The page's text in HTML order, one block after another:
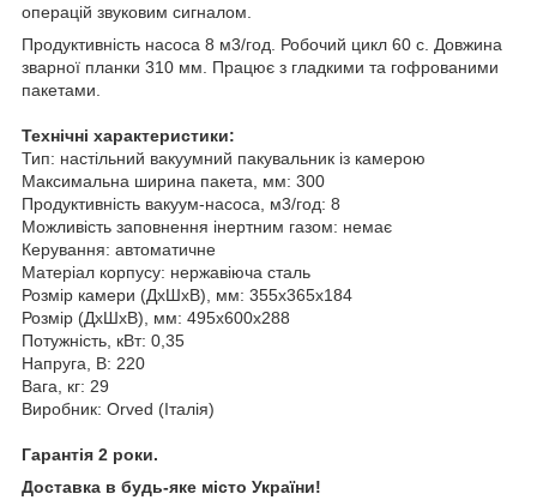
операцій звуковим сигналом.
Продуктивність насоса 8 м3/год. Робочий цикл 60 с. Довжина
зварної планки 310 мм. Працює з гладкими та гофрованими
пакетами.
Технічні характеристики:
Тип: настільний вакуумний пакувальник із камерою
Максимальна ширина пакета, мм: 300
Продуктивність вакуум-насоса, м3/год: 8
Можливість заповнення інертним газом: немає
Керування: автоматичне
Матеріал корпусу: нержавіюча сталь
Розмір камери (ДхШхВ), мм: 355х365х184
Розмір (ДхШхВ), мм: 495х600х288
Потужність, кВт: 0,35
Напруга, В: 220
Вага, кг: 29
Виробник: Orved (Італія)
Гарантія 2 роки.
Доставка в будь-яке місто України!